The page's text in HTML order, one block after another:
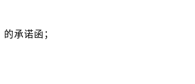
的承诺函；